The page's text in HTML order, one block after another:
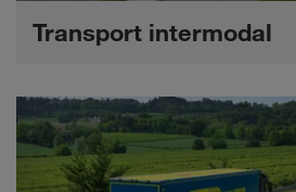
Transport intermodal